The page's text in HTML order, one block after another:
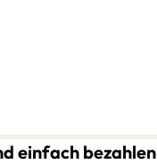
einfach bezahlen